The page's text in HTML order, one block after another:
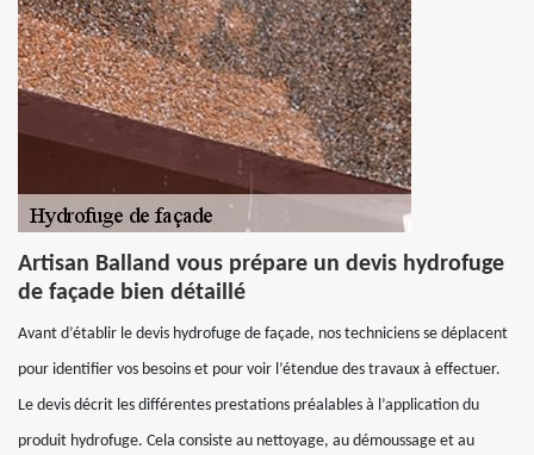
Artisan Balland vous prépare un devis hydrofuge
de façade bien détaillé
Avant d’établir le devis hydrofuge de façade, nos techniciens se déplacent
pour identifier vos besoins et pour voir l’étendue des travaux à effectuer.
Le devis décrit les différentes prestations préalables à l’application du
produit hydrofuge. Cela consiste au nettoyage, au démoussage et au